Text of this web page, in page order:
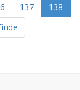
137
138